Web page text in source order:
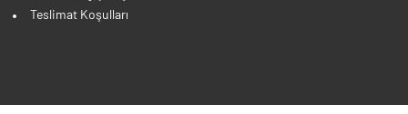
Teslimat Koşulları